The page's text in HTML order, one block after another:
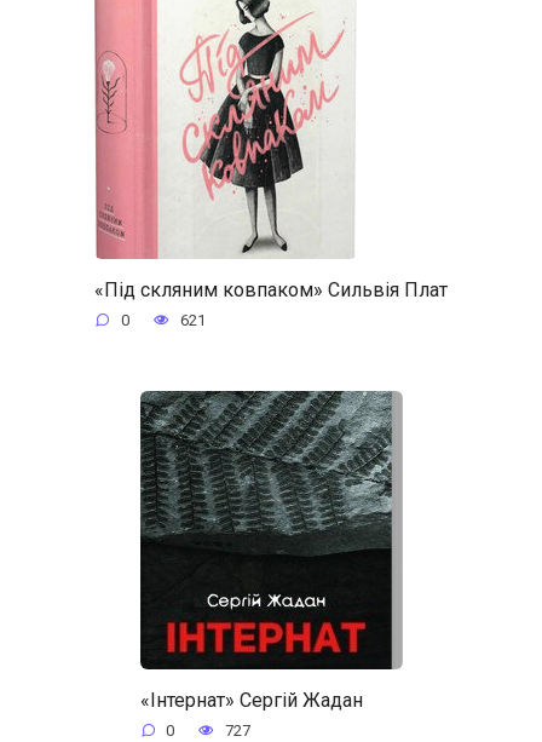
«Під скляним ковпаком» Сильвія Плат
0 621
«Інтернат» Сергій Жадан
0 727